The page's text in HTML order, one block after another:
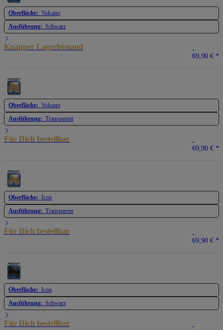
Oberfläche: Volcano
Ausführung: Schwarz
Knapper Lagerbestand
69,90 € *
Oberfläche: Volcano
Ausführung: Transparent
Für Dich bestellbar
69,90 € *
Oberfläche: Icon
Ausführung: Transparent
Für Dich bestellbar
69,90 € *
Oberfläche: Icon
Ausführung: Schwarz
Für Dich bestellbar